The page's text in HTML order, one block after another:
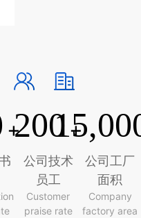
+200+
公司技术
员工
Customer
praise rate
公司工厂
面积
Company
factory area